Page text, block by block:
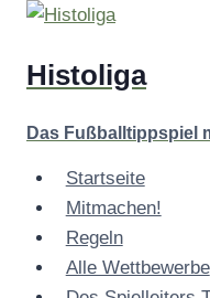
Zum
springen
Histoliga
Das Fußballtippspiel
Startseite
Mitmachen!
Regeln
Alle Wettbewerbe